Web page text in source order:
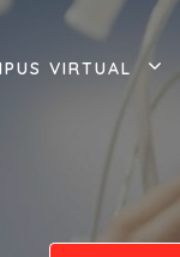
VIRTUAL